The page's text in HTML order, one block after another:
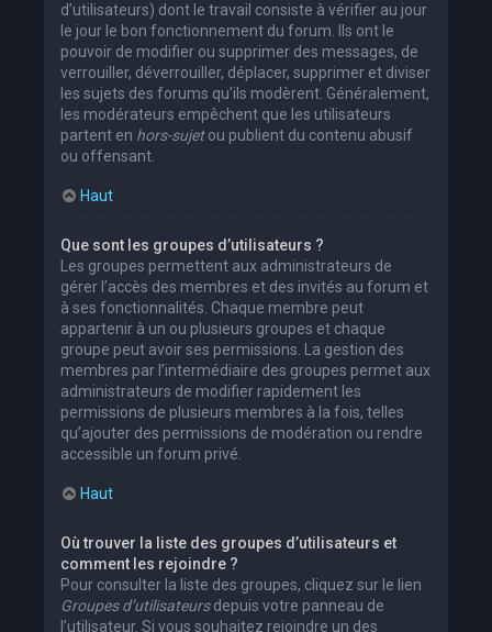
d’utilisateurs) dont le travail consiste à vérifier au jour
le jour le bon fonctionnement du forum. Ils ont le
pouvoir de modifier ou supprimer des messages, de
verrouiller, déverrouiller, déplacer, supprimer et diviser
les sujets des forums qu’ils modèrent. Généralement,
les modérateurs empêchent que les utilisateurs
partent en hors-sujetou publient du contenu abusif
ou offensant.
Haut
Que sont les groupes d’utilisateurs ?
Les groupes permettent aux administrateurs de
gérer l’accès des membres et des invités au forum et
à ses fonctionnalités. Chaque membre peut
appartenir à un ou plusieurs groupes et chaque
groupe peut avoir ses permissions. La gestion des
membres par l’intermédiaire des groupes permet aux
administrateurs de modifier rapidement les
permissions de plusieurs membres à la fois, telles
qu’ajouter des permissions de modération ou rendre
accessible un forum privé.
Haut
Où trouver la liste des groupes d’utilisateurs et
comment les rejoindre ?
Pour consulter la liste des groupes, cliquez sur le lien
Groupes d’utilisateursdepuis votre panneau de
l’utilisateur. Si vous souhaitez rejoindre un des